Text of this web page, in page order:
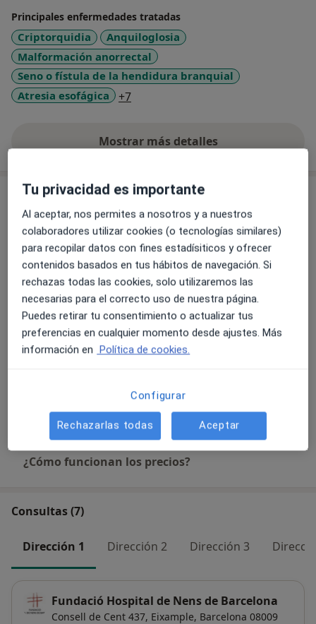
Principales enfermedades tratadas
Criptorquidia
Anquiloglosia
Malformación anorrectal
Seno o fístula de la hendidura branquial
Atresia esofágica
+7a11y_sr_more_diseases
Mostrar más detalles
sobre la experiencia
Servicios y precios
Visita Cirugía Pediátrica
Desde 0 € Detalles
Cirugía de la criptorquidia
Detalles
Cirugía simple de la hernia inguinal
Detalles
¿Cómo funcionan los precios?
Consultas (7)
Dirección 1 Dirección 2 Dirección 3
Fundació Hospital de Nens de Barcelona
Consell de Cent 437, Eixample, Barcelona 08009
Tu privacidad es importante
Al aceptar, nos permites a nosotros y a nuestros
colaboradores utilizar cookies (o tecnologías similares)
para recopilar datos con fines estadísiticos y ofrecer
contenidos basados en tus hábitos de navegación. Si
rechazas todas las cookies, solo utilizaremos las
necesarias para el correcto uso de nuestra página.
Puedes retirar tu consentimiento o actualizar tus
preferencias en cualquier momento desde ajustes. Más
información en Política de cookies.
Configurar
Rechazarlas todas Aceptar